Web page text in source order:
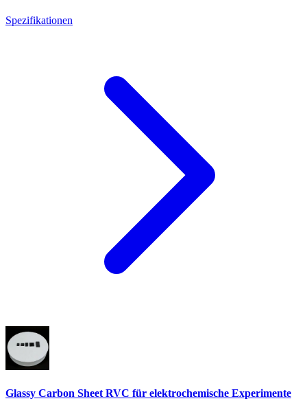
Spezifikationen
Glassy Carbon Sheet RVC für elektrochemische Experimente